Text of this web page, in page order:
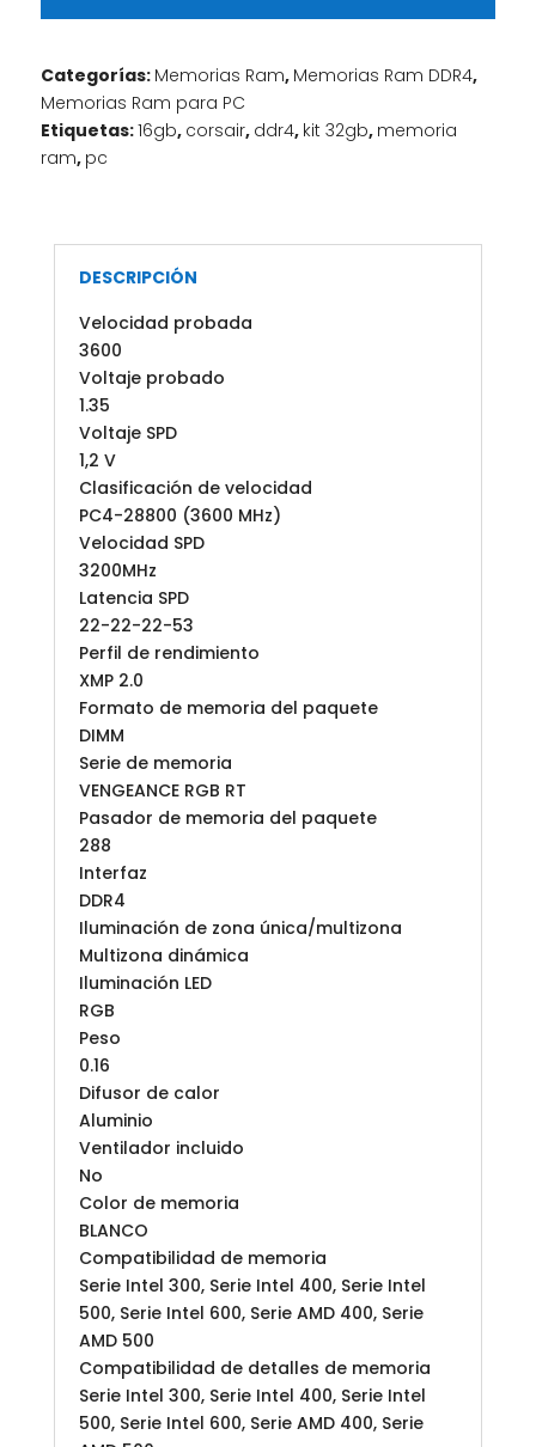
Categorías: Memorias Ram, Memorias Ram DDR4,
Memorias Ram para PC
Etiquetas:16gb, corsair, ddr4, kit 32gb, memoria
ram, pc
DESCRIPCIÓN
Velocidad probada
3600
Voltaje probado
1.35
Voltaje SPD
1,2 V
Clasificación de velocidad
PC4-28800 (3600 MHz)
Velocidad SPD
3200MHz
Latencia SPD
22-22-22-53
Perfil de rendimiento
XMP 2.0
Formato de memoria del paquete
DIMM
Serie de memoria
VENGEANCE RGB RT
Pasador de memoria del paquete
288
Interfaz
DDR4
Iluminación de zona única/multizona
Multizona dinámica
Iluminación LED
RGB
Peso
0.16
Difusor de calor
Aluminio
Ventilador incluido
No
Color de memoria
BLANCO
Compatibilidad de memoria
Serie Intel 300, Serie Intel 400, Serie Intel
500, Serie Intel 600, Serie AMD 400, Serie
AMD 500
Compatibilidad de detalles de memoria
Serie Intel 300, Serie Intel 400, Serie Intel
500, Serie Intel 600, Serie AMD 400, Serie